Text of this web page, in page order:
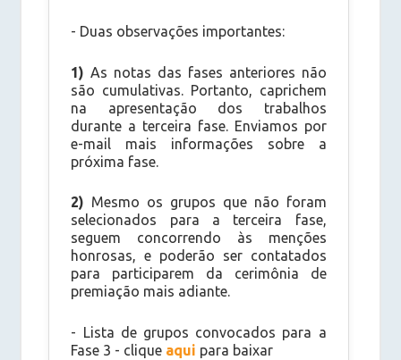
- Duas observações importantes:
1) As notas das fases anteriores não
são cumulativas. Portanto, caprichem
na apresentação dos trabalhos
durante a terceira fase. Enviamos por
e-mail mais informações sobre a
próxima fase.
2) Mesmo os grupos que não foram
selecionados para a terceira fase,
seguem concorrendo às menções
honrosas, e poderão ser contatados
para participarem da cerimônia de
premiação mais adiante.
- Lista de grupos convocados para a
Fase 3 - clique aqui para baixar